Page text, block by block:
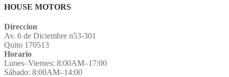
HOUSE MOTORS
Direccion
Av. 6 de Diciembre n53-301
Quito 170513
Horario
Lunes–Viernes: 8:00AM–17:00
Sábado: 8:00AM–14:00